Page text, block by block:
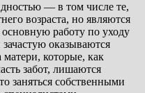
— в том числе те,
возраста, но являются
работу по уходу
оказываются
которые, как
забот, лишаются
заняться собственными